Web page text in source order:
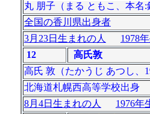
丸 朋子（まる ともこ、本名
全国の香川県出身者
3月23日生まれの人
1978
12
高氏敦
高氏 敦（たかうじ あつし、
北海道札幌西高等学校出身
8月4日生まれの人
1976年